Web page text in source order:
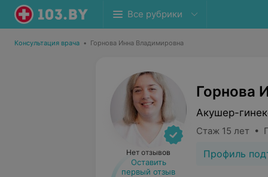
Все рубрики
Консультация врача • Горнова Инна Владимировна
Нет отзывов
Оставить
первый отзыв
Горнова
Акушер-
Стаж 15 лет •
Профиль